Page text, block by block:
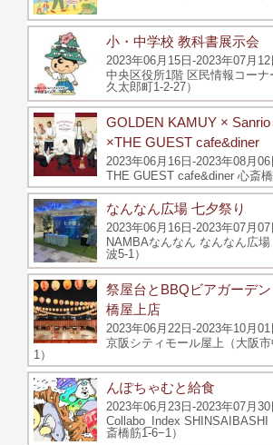
小・中学校 教科書展示会
2023年06月15日-2023年07月12
中央区役所1階 区民情報コーナ
久太郎町1-2-27）
GOLDEN KAMUY ×
×THE GUEST cafe&diner
2023年06月16日-2023年08月06
THE GUEST cafe&diner 心斎
なんなん広場 七夕祭り
2023年06月16日-2023年07月07
NAMBAなんなん なんなん広
波5-1）
祭屋台とBBQビアガーデ
橋屋上店
2023年06月22日-2023年10月01
京阪シティモール屋上（大阪
1）
んぽちゃむと給食
2023年06月23日-2023年07月30
Collabo_Index SHINSAIBASHI
斎橋筋1-6−1）